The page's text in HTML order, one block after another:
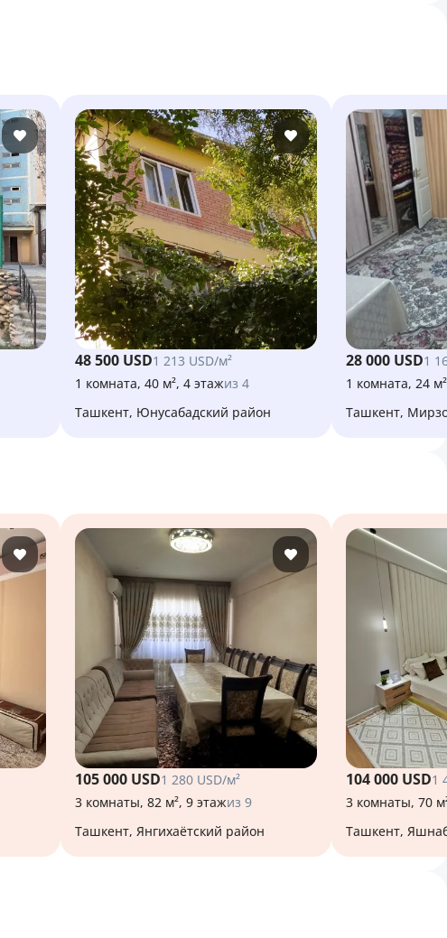
48 500 USD1 213 USD/м²
1 комната, 40 м², 4 этажиз 4
Ташкент, Юнусабадский район
28 000 USD1
1 комната, 24
Ташкент,
105 000 USD1 280 USD/м²
3 комнаты, 82 м², 9 этажиз 9
Ташкент, Янгихаётский район
104 000 USD1
3 комнаты, 70
Ташкент,